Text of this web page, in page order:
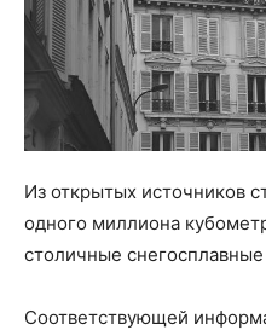
Из открытых источников
одного миллиона
столичные
Соответствующей